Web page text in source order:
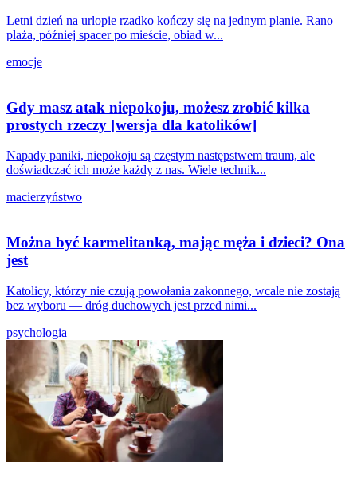
Letni dzień na urlopie rzadko kończy się na jednym planie. Rano
plaża, później spacer po mieście, obiad w...
emocje
Gdy masz atak niepokoju, możesz zrobić kilka
prostych rzeczy [wersja dla katolików]
Napady paniki, niepokoju są częstym następstwem traum, ale
doświadczać ich może każdy z nas. Wiele technik...
macierzyństwo
Można być karmelitanką, mając męża i dzieci? Ona
jest
Katolicy, którzy nie czują powołania zakonnego, wcale nie zostają
bez wyboru — dróg duchowych jest przed nimi...
psychologia